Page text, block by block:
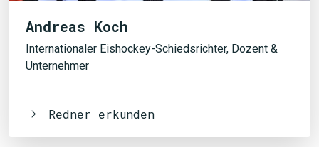
Andreas Koch
Internationaler Eishockey-Schiedsrichter, Dozent &
Unternehmer
Redner erkunden